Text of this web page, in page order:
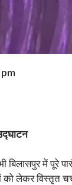
भी बिलासपुर में
को लेकर विस्तृत